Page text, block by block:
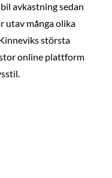
avkastning sedan
utav många olika
största
online plattform